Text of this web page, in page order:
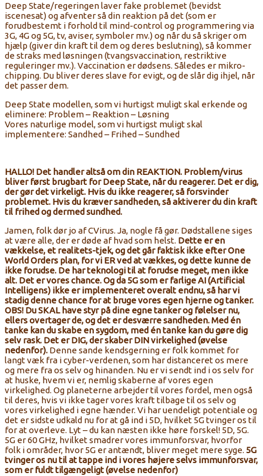
Deep State/regeringen laver fake problemet (bevidst
iscenesat) og afventer så din reaktion på det (som er
forudbestemt i forhold til mind-control og programmering via
3G, 4G og 5G, tv, aviser, symboler mv.) og når du så skriger om
hjælp (giver din kraft til dem og deres beslutning), så kommer
de straks med løsningen (tvangsvaccination, restriktive
reguleringer mv.). Vaccination er dødsens. Således er mikro-
chipping. Du bliver deres slave for evigt, og de slår dig ihjel, når
det passer dem.
Deep State modellen, som vi hurtigst muligt skal erkende og
eliminere: Problem – Reaktion – Løsning
Vores naturlige model, som vi hurtigst muligt skal
implementere: Sandhed – Frihed – Sundhed
HALLO! Det handler altså om din REAKTION. Problem/virus
bliver først brugbart for Deep State, når du reagerer. Det er dig,
der gør det virkeligt. Hvis du ikke reagerer, så forsvinder
problemet. Hvis du kræver sandheden, så aktiverer du din kraft
til frihed og dermed sundhed.
Jamen, folk dør jo af CVirus. Ja, nogle få gør. Dødstallene siges
at være alle, der er døde af hvad som helst. Dette er en
vækkelse, et realitets-tjek, og det går faktisk ikke efter One
World Orders plan, for vi ER ved at vækkes, og dette kunne de
ikke forudse. De har teknologi til at forudse meget, men ikke
alt. Det er vores chance. Og da 5G som er farlige AI (Artificial
Intelligens) ikke er implementeret overalt endnu, så har vi
stadig denne chance for at bruge vores egen hjerne og tanker.
OBS! Du SKAL have styr på dine egne tanker og følelser nu,
ellers overtager de, og det er desværre sandheden. Med én
tanke kan du skabe en sygdom, med én tanke kan du gøre dig
selv rask. Det er DIG, der skaber DIN virkelighed (øvelse
nedenfor). Denne sande kendsgerning er folk kommet for
langt væk fra i cyber-verdenen, som har distanceret os mere
og mere fra os selv og hinanden. Nu er vi sendt ind i os selv for
at huske, hvem vi er, nemlig skaberne af vores egen
virkelighed. Og planeterne arbejder til vores fordel, men også
til deres, hvis vi ikke tager vores kraft tilbage til os selv og
vores virkelighed i egne hænder. Vi har uendeligt potentiale og
det er sidste udkald nu for at gå ind i 5D, hvilket 5G tvinger os til
for at overleve. Lyt – du kan næsten ikke høre forskel! 5D, 5G.
5G er 60 GHz, hvilket smadrer vores immunforsvar, hvorfor
folk i områder, hvor 5G er antændt, bliver meget mere syge. 5G
tvinger os nu til at tappe ind i vores højere selvs immunforsvar,
som er fuldt tilgængeligt (øvelse nedenfor)